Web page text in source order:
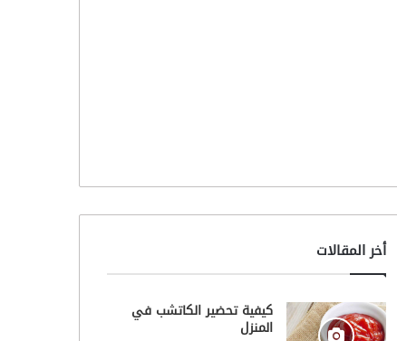
أخر المقالات
كيفية تحضير الكاتشب في
المنزل